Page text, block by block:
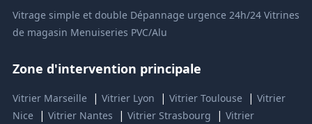
Vitrage simple et double Dépannage urgence 24h/24 Vitrines
de magasin Menuiseries PVC/Alu
Zone d'intervention principale
Vitrier Marseille | Vitrier Lyon | Vitrier Toulouse | Vitrier
Nice
| Vitrier Nantes | Vitrier Strasbourg | Vitrier